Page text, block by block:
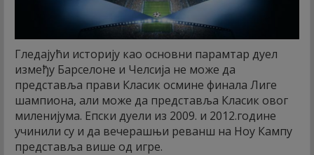
Гледајући историју као основни парамтар дуел
између Барселоне и Челсија не може да
представља прави Класик осмине финала Лиге
шампиона, али може да представља Класик овог
миленијума. Епски дуели из 2009. и 2012.године
учинили су и да вечерашњи реванш на Ноу Кампу
представља више од игре.